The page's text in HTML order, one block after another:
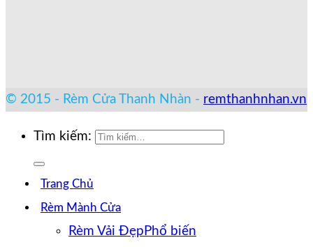
© 2015 - Rèm Cửa Thanh Nhàn - remthanhnhan.vn
Tìm kiếm:
Trang Chủ
Rèm Mành Cửa
Rèm Vải Đẹp